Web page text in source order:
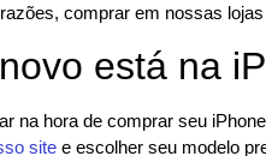
comprar em nossas
está na
na hora de comprar seu
site e escolher seu modelo